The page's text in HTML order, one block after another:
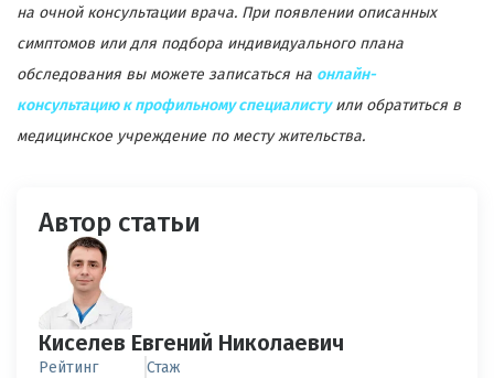
на очной консультации врача. При появлении описанных
симптомов или для подбора индивидуального плана
обследования вы можете записаться на онлайн-
консультацию к профильному специалистуили обратиться в
медицинское учреждение по месту жительства.
Автор статьи
Киселев Евгений Николаевич
Рейтинг Стаж